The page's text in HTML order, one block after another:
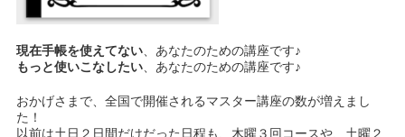
現在手帳を使えてない 、あなたのための講座です♪
もっと使いこなしたい 、あなたのための講座です♪
おかげさまで、全国で開催されるマスター講座の数が増えまし
た！
以前は土日２日間だけだった日程も、木曜３回コースや、土曜２